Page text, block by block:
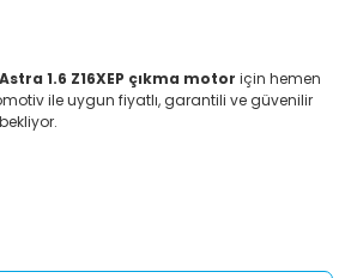
1.6 Z16XEP çıkma motor için hemen
ile uygun fiyatlı, garantili ve güvenilir
Yorum Yaz